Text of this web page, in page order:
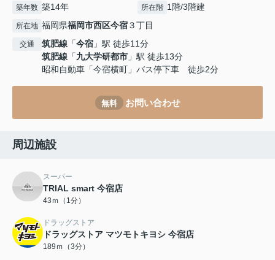
築年数 築14年 所在階 1階/3階建
所在地 福岡県福岡市西区今宿３丁目
交通 筑肥線 「今宿 」駅 徒歩11分
筑肥線 「九大学研都市 」駅 徒歩13分
昭和自動車「今宿横町」バス停下車 徒歩2分
無料 お問い合わせ
周辺施設
スーパー
TRIAL smart 今宿店
43ｍ（1分）
ドラッグストア
ドラッグストア マツモトキヨシ 今宿店
189ｍ（3分）